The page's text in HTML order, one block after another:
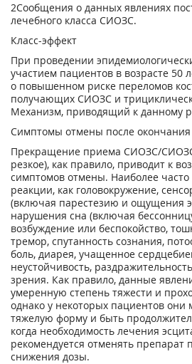
2Сообщения о данных явлениях
лечебного класса СИОЗС.
Класс-эффект
При проведении
участием пациентов в возрасте 50
о повышенном риске переломов
получающих СИОЗС и
Механизм, приводящий к данному
Симптомы отмены после
Прекращение приема СИОЗС/
резкое), как правило, приводит к
симптомов отмены. Наиболее
реакции, как головокружение,
(включая парестезию и ощущения
нарушения сна (включая
возбуждение или беспокойство,
тремор, спутанность сознания,
боль, диарея, учащенное
неустойчивость,
зрения. Как правило, данные
умеренную степень тяжести и
однако у некоторых пациентов они
тяжелую форму и быть
когда необходимость лечения
рекомендуется отменять препарат
снижения дозы.